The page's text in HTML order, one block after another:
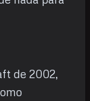
de 2002,